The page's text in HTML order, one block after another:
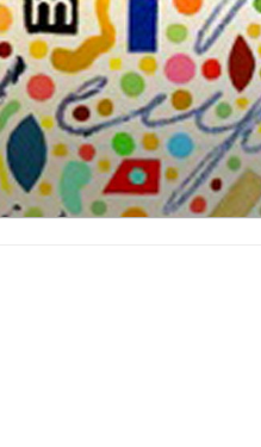
Ir
al
contenido